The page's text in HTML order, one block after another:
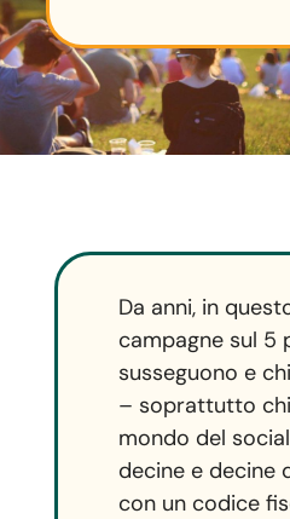
Da anni, in
campagne sul 5
susseguono e
– soprattutto
mondo del
decine e decine
con un codice